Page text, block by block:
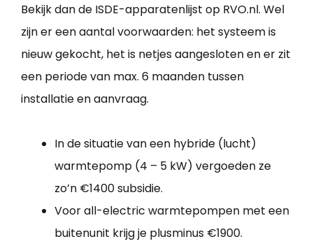
Bekijk dan de ISDE-apparatenlijst op RVO.nl. Wel
zijn er een aantal voorwaarden: het systeem is
nieuw gekocht, het is netjes aangesloten en er zit
een periode van max. 6 maanden tussen
installatie en aanvraag.
In de situatie van een hybride (lucht)
warmtepomp (4 – 5 kW) vergoeden ze
zo’n €1400 subsidie.
Voor all-electric warmtepompen met een
buitenunit krijg je plusminus €1900.